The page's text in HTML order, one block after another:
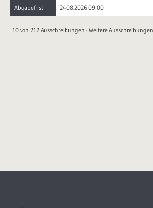
Abgabefrist 24.08.2026 09:00
10 von 212 Ausschreibungen - Weitere Ausschreibungen